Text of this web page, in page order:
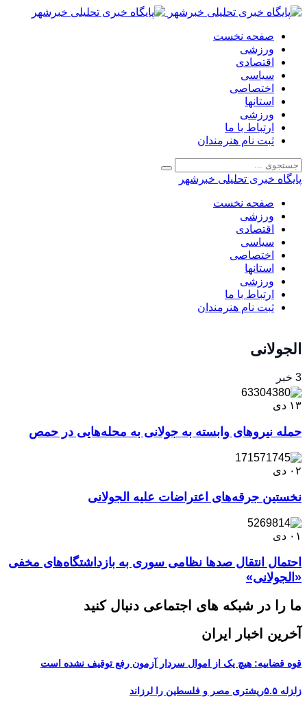
صفحه نخست
ورزشی
اقتصادی
سیاسی
اختصاصی
استانها
ورزشی
ارتباط با ما
ثبت نام هنرمندان
پایگاه خبری تحلیلی خبرشهر
صفحه نخست
ورزشی
اقتصادی
سیاسی
اختصاصی
استانها
ورزشی
ارتباط با ما
ثبت نام هنرمندان
الجولانی
3 خبر
۱۳ دی
حمله نیروهای وابسته به جولانی به محله‌هایی در حمص
۰۲ دی
نخستین جرقه‌های اعتراضات علیه الجولانی
۰۱ دی
احتمال انتقال صدها نظامی سوری به بازداشتگاه‌های مخفی
«الجولانی»
ما را در شبکه های اجتماعی دنبال کنید
آخرین اخبار ایران
قوه قضاییه: هیچ یک از اموال سردار آزمون رفع توقیف نشده است
زلزله ۵.۵ریشتری مصر و فلسطین را لرزاند